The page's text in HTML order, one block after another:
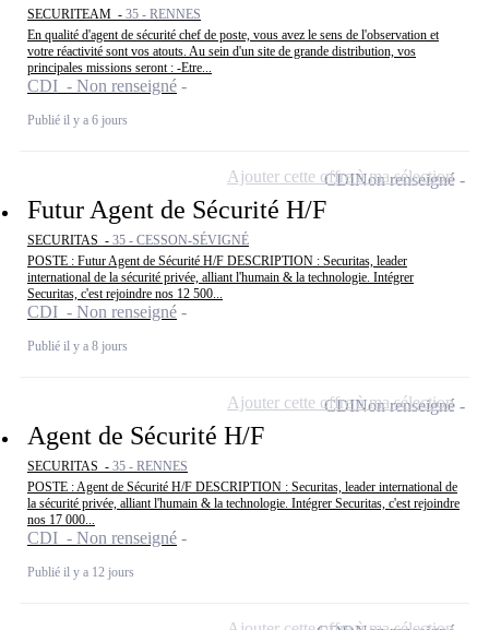
SECURITEAM - 35 - RENNES
En qualité d'agent de sécurité chef de poste, vous avez le sens de l'observation et
votre réactivité sont vos atouts. Au sein d'un site de grande distribution, vos
principales missions seront : -Etre...
CDI - Non renseigné
Publié il y a 6 jours
Futur Agent de Sécurité H/F
SECURITAS - 35 - CESSON-SÉVIGNÉ
POSTE : Futur Agent de Sécurité H/F DESCRIPTION : Securitas, leader
international de la sécurité privée, alliant l'humain & la technologie. Intégrer
Securitas, c'est rejoindre nos 12 500...
CDI - Non renseigné
Publié il y a 8 jours
CDINon renseigné
Ajouter cette offre à ma sélection
Agent de Sécurité H/F
SECURITAS - 35 - RENNES
POSTE : Agent de Sécurité H/F DESCRIPTION : Securitas, leader international de
la sécurité privée, alliant l'humain & la technologie. Intégrer Securitas, c'est rejoindre
nos 17 000...
CDI - Non renseigné
Publié il y a 12 jours
CDINon renseigné
Ajouter cette offre à ma sélection